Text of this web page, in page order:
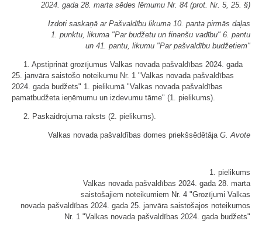
2024. gada 28. marta sēdes lēmumu Nr. 84 (prot. Nr. 5, 25. §)
Izdoti saskaņā ar Pašvaldību likuma 10. panta pirmās daļas
1. punktu, likuma "Par budžetu un finanšu vadību" 6. pantu
un 41. pantu, likumu "Par pašvaldību budžetiem"
1. Apstiprināt grozījumus Valkas novada pašvaldības 2024. gada
25. janvāra saistošo noteikumu Nr. 1 "Valkas novada pašvaldības
2024. gada budžets" 1. pielikumā "Valkas novada pašvaldības
pamatbudžeta ieņēmumu un izdevumu tāme" (1. pielikums).
2. Paskaidrojuma raksts (2. pielikums).
Valkas novada pašvaldības domes priekšsēdētāja G. Avote
1. pielikums
Valkas novada pašvaldības 2024. gada 28. marta
saistošajiem noteikumiem Nr. 4 "Grozījumi Valkas
novada pašvaldības 2024. gada 25. janvāra saistošajos noteikumos
Nr. 1 "Valkas novada pašvaldības 2024. gada budžets"